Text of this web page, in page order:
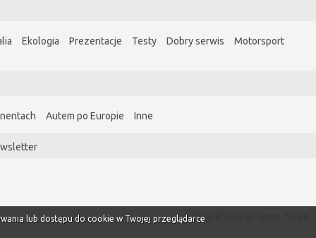
Ekologia Prezentacje Testy Dobry serwis
Motorsport
Autem po Europie Inne
Projektowanie stron Toruń
lub dostępu do cookie w Twojej przeglądarce